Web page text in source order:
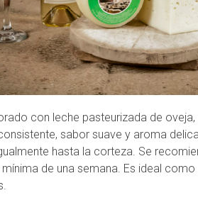
con leche pasteurizada de oveja,
sabor suave y aroma
hasta la corteza. Se
mínima de una semana. Es ideal